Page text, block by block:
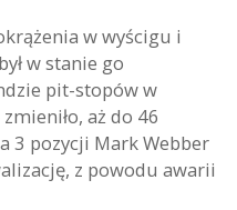
w wyścigu i
w stanie go
pit-stopów w
aż do 46
3 pozycji Mark Webber
z powodu awarii